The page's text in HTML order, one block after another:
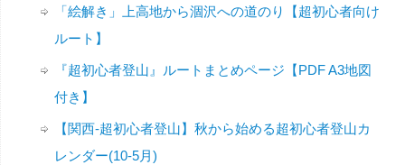
「絵解き」上高地から涸沢への道のり【超初心者向け
ルート】
『超初心者登山』ルートまとめページ【PDF A3地図
付き】
【関西-超初心者登山】秋から始める超初心者登山カ
レンダー(10-5月)